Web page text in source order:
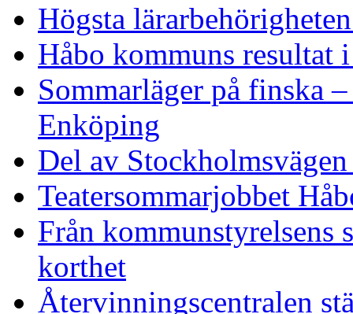
Högsta
Håbo kommuns resultat
Sommarläger på finska
Enköping
Del av Stockholmsvägen
Teatersommarjobbet
Från kommunstyrelsens
korthet
Återvinningscentralen